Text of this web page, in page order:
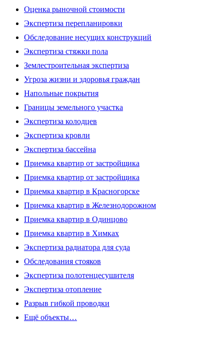
Оценка рыночной стоимости
Экспертиза перепланировки
Обследование несущих конструкций
Экспертиза стяжки пола
Землестроительная экспертиза
Угроза жизни и здоровья граждан
Напольные покрытия
Границы земельного участка
Экспертиза колодцев
Экспертиза кровли
Экспертиза бассейна
Приемка квартир от застройщика
Приемка квартир от застройщика
Приемка квартир в Красногорске
Приемка квартир в Железнодорожном
Приемка квартир в Одинцово
Приемка квартир в Химках
Экспертиза радиатора для суда
Обследования стояков
Экспертиза полотенцесушителя
Экспертиза отопление
Разрыв гибкой проводки
Ещё объекты…